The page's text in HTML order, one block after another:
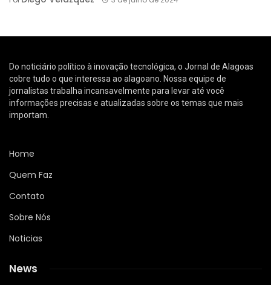
Do noticiário político à inovação tecnológica, o Jornal de Alagoas
cobre tudo o que interessa ao alagoano. Nossa equipe de
jornalistas trabalha incansavelmente para levar até você
informações precisas e atualizadas sobre os temas que mais
importam.
Home
Quem Faz
Contato
Sobre Nós
Noticias
News